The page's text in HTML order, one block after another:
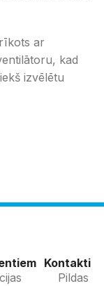
ar
kad
izvēlētu
Kontakti
Pildas